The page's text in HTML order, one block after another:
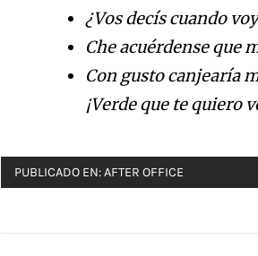
¿Vos decís cuando
Che acuérdense que
Con gusto canjearía
¡Verde que te quiero
PUBLICADO EN:AFTER OFFICE